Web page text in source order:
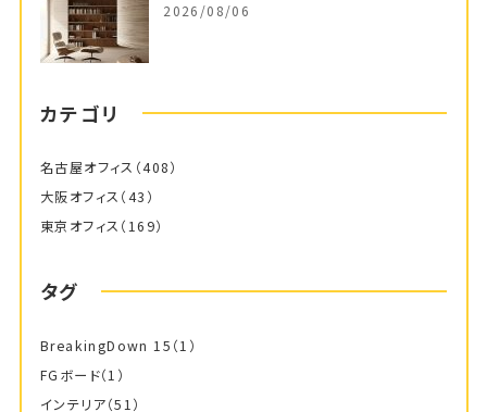
2026/08/06
カテゴリ
名古屋オフィス （408）
大阪オフィス （43）
東京オフィス （169）
タグ
BreakingDown 15 （1）
FGボード（1）
インテリア（51）